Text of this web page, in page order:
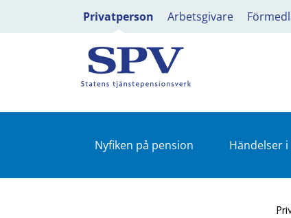
Privatperson Arbetsgivare
Nyfiken på pension Händelser